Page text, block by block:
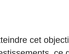
cet